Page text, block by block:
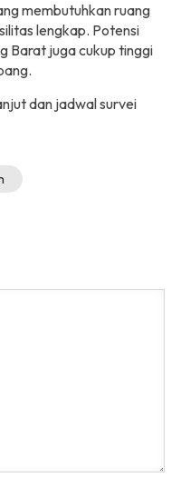
membutuhkan ruang
lengkap. Potensi
Barat juga cukup tinggi
dan jadwal survei